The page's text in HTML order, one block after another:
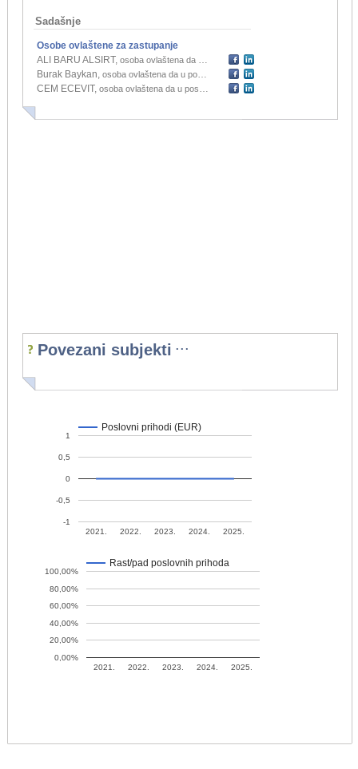
Sadašnje
Osobe ovlaštene za zastupanje
ALI BARU ALSIRT, osoba ovlaštena da u poslovanju podružnice zastupa inozemnog osnivača
Burak Baykan, osoba ovlaštena da u poslovanju podružnice zastupa inozemnog osnivača
CEM ECEVIT, osoba ovlaštena da u poslovanju podružnice zastupa inozemnog osnivača
Povezani subjekti ...
Poslovni prihodi (EUR)
2021. 2022. 2023. 2024. 2025.
-1
-0,5
0
0,5
1
Rast/pad poslovnih prihoda
2021. 2022. 2023. 2024. 2025.
0,00%
20,00%
40,00%
60,00%
80,00%
100,00%